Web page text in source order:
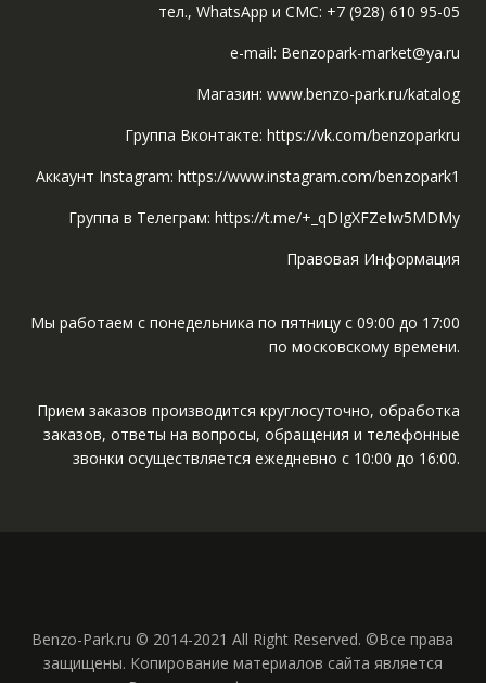
тел., WhatsApp и СМС: +7 (928) 610 95-05
e-mail: Benzopark-market@ya.ru
Магазин: www.benzo-park.ru/katalog
Группа Вконтакте: https://vk.com/benzoparkru
Аккаунт Instagram: https://www.instagram.com/benzopark1
Группа в Телеграм: https://t.me/+_qDIgXFZeIw5MDMy
Правовая Информация
Мы работаем с понедельника по пятницу с 09:00 до 17:00
по московскому времени.
Прием заказов производится круглосуточно, обработка
заказов, ответы на вопросы, обращения и телефонные
звонки осуществляется ежедневно с 10:00 до 16:00.
Benzo-Park.ru © 2014-2021 All Right Reserved. ©Все права
защищены. Копирование материалов сайта является